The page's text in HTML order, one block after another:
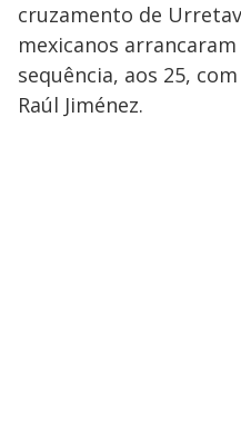
cruzamento de
mexicanos
sequência, aos 25,
Raúl Jiménez.